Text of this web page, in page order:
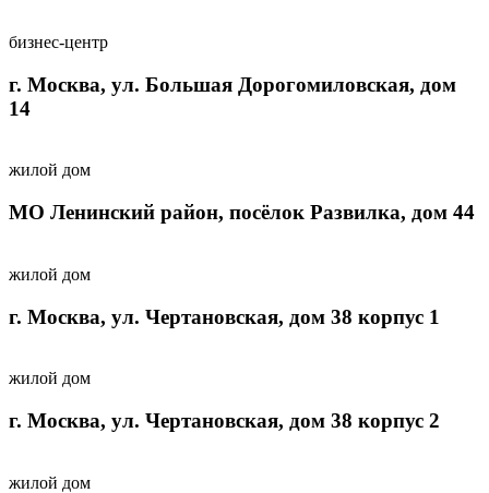
бизнес-центр
г. Москва, ул. Большая Дорогомиловская, дом
14
жилой дом
МО Ленинский район, посёлок Развилка, дом 44
жилой дом
г. Москва, ул. Чертановская, дом 38 корпус 1
жилой дом
г. Москва, ул. Чертановская, дом 38 корпус 2
жилой дом